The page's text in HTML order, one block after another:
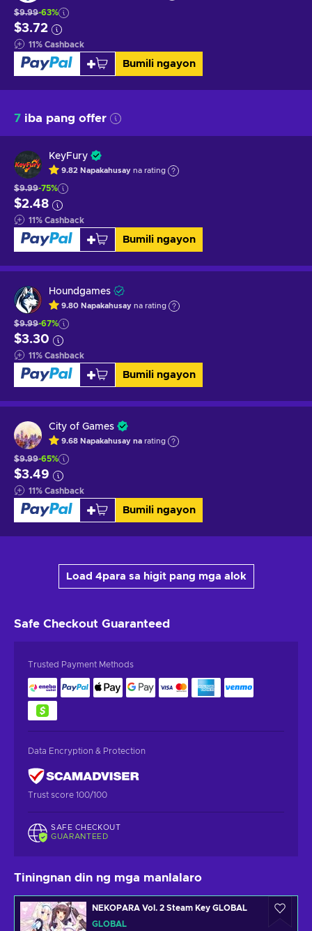
$9.99-63%
$3.72
11% Cashback
Bumili ngayon
7 iba pang offer
KeyFury
9.82 Napakahusay na rating
$9.99-75%
$2.48
11% Cashback
Bumili ngayon
Houndgames
9.80 Napakahusay na rating
$9.99-67%
$3.30
11% Cashback
Bumili ngayon
City of Games
9.68 Napakahusay na rating
$9.99-65%
$3.49
11% Cashback
Bumili ngayon
Load 4para sa higit pang mga alok
Safe Checkout Guaranteed
Trusted Payment Methods
Data Encryption & Protection
Trust score 100/100
SAFE CHECKOUT
GUARANTEED
Tiningnan din ng mga manlalaro
NEKOPARA Vol. 2 Steam Key GLOBAL
GLOBAL